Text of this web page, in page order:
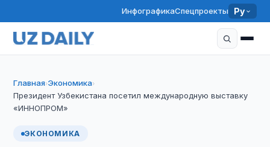
ИнфографикаСпецпроекты Ру
Главная›Экономика›
Президент Узбекистана посетил международную выставку
«ИННОПРОМ»
ЭКОНОМИКА